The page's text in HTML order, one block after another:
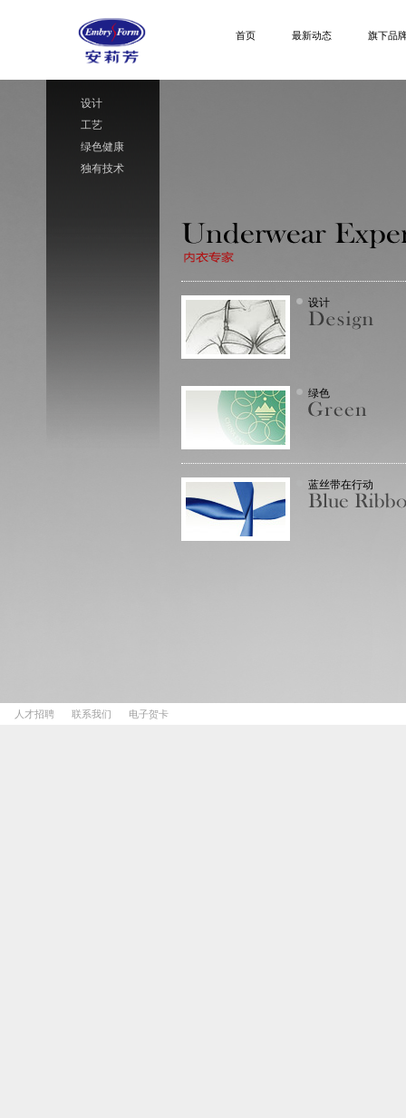
首页 最新动态 旗下品
设计
工艺
绿色健康
独有技术
设计
绿色
蓝丝带在行动
人才招聘 联系我们 电子贺卡